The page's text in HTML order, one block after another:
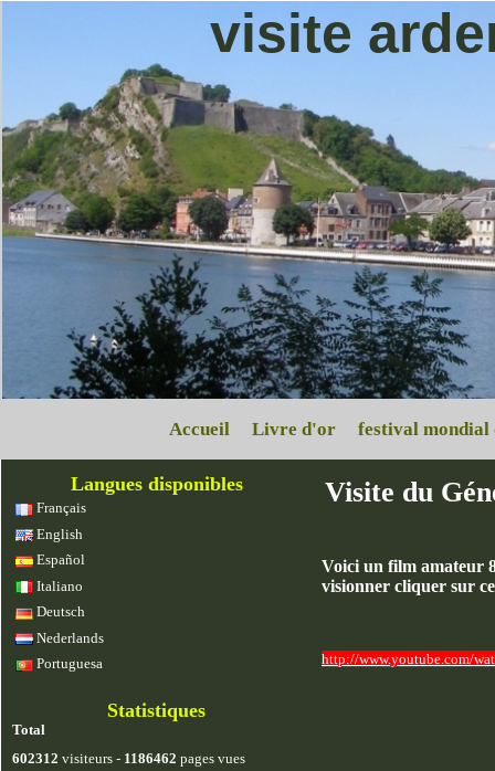
visite
Accueil Livre d'or festival mondial
Langues disponibles
Français
English
Español
Italiano
Deutsch
Nederlands
Portuguesa
Statistiques
Total
602312 visiteurs - 1186462 pages vues
Visite du
Voici un film amateur
visionner cliquer sur
http://www.youtube.com/